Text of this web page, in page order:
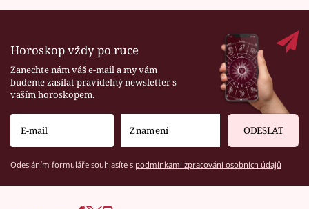
Horoskop vždy po ruce
Zanechte nám váš e-mail a my vám
budeme zasílat pravidelný newsletter s
vaším horoskopem.
ODESLAT
Odesláním formuláře souhlasíte s podmínkami zpracování osobních údajů